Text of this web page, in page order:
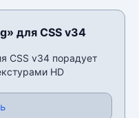
для CSS v34
CSS v34 порадует
HD